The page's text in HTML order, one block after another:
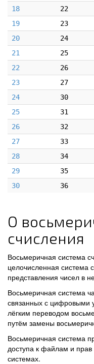
18
22
19
23
20
24
21
25
22
26
23
27
24
30
25
31
26
32
27
33
28
34
29
35
30
36
О
счисления
Восьмеричная система
целочисленная система
представления чисел в
Восьмеричная система
связанных с цифровыми
лёгким переводом
путём замены
Восьмеричная система
доступа к файлам и прав
системах.